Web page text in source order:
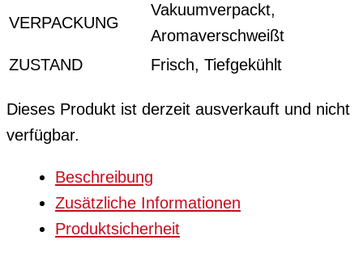
VERPACKUNG
Vakuumverpackt,
Aromaverschweißt
ZUSTAND
Frisch, Tiefgekühlt
Dieses Produkt ist derzeit ausverkauft und nicht
verfügbar.
Beschreibung
Zusätzliche Informationen
Produktsicherheit